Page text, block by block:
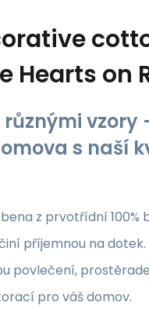
Hearts on
vzory
s naší
z prvotřídní 100%
příjemnou na
povlečení,
pro váš domov.